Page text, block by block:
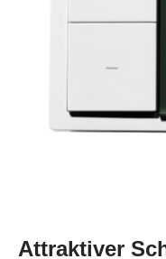
Attraktiver